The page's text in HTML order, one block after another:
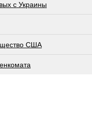
с Украины
США